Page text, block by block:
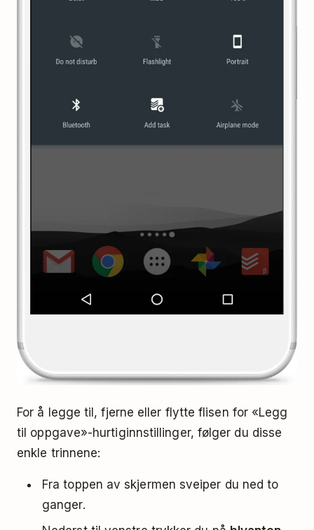
For å legge til, fjerne eller flytte flisen for «Legg
til oppgave»-hurtiginnstillinger, følger du disse
enkle trinnene:
Fra toppen av skjermen sveiper du ned to
ganger.